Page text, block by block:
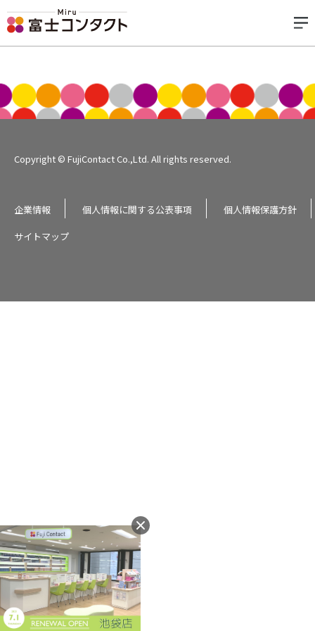
Copyright © FujiContact Co.,Ltd. All rights reserved.
企業情報 個人情報に関する公表事項
個人情報保護方針
サイトマップ